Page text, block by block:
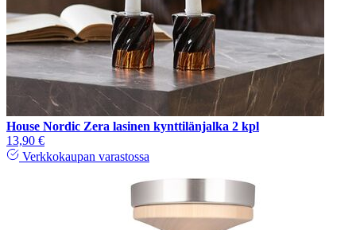
House Nordic Zera lasinen kynttilänjalka 2 kpl
13,90 €
Verkkokaupan varastossa